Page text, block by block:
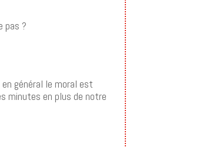
pas ?
général le moral est
minutes en plus de notre